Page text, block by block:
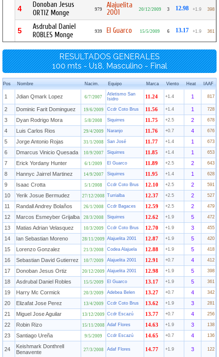
4
Donoban Jesus
ORTIZ Monge
979
Alajuelita
2001
20/12/2009 3 12.98 +1.9 398
5
Asdrubal Daniel
ROBLES Monge
939 El Guarco 15/5/2009 6 13.17 +1.9 361
RESULTADOS GENERALES
100 mts - U18, Masculino - Final
Pos Nombre Nacim. Equipo Marca Viento Heat IAAF
1 Jdian Qmark Lopez 6/7/2007
Atletismo San
Isidro
11.24 +1.4 1 817
2 Dominic Farit Dominguez 19/6/2009 Ccdr Coto Brus 11.56 +1.4 1 728
3 Dyan Rodrigo Mora 5/8/2008 Siquirres 11.75 +2.5 2 678
4 Luis Carlos Rios 29/4/2009 Naranjo 11.76 +0.7 4 676
5 Jorge Antonio Rojas 31/1/2008 San José 11.77 +1.4 1 673
6 Dmarcus Vinicio Quesada 10/9/2007 Siquirres 11.85 +1.4 1 653
7 Erick Yordany Hunter 6/1/2009 El Guarco 11.89 +2.5 2 643
8 Hannyc Jairrel Martinez 14/9/2007 Siquirres 11.95 +1.4 1 628
9 Isaac Crotta 5/1/2008 Ccdr Coto Brus 12.10 +2.5 2 591
10 Yerik Josue Bermudez 27/12/2008 Turrialba 12.37 +2.5 2 527
11 Randall Andrey Bolaños 26/1/2008 Ccdr Bagaces 12.59 +2.5 2 479
12 Marcos Esmeyber Grijalba 28/3/2008 Siquirres 12.62 +1.9 5 472
13 Matias Adrian Velasquez 10/3/2009 Ccdr Coto Brus 12.70 +1.9 3 455
14 Ian Sebastian Moreno 28/11/2009 Alajuelita 2001 12.87 +1.9 5 420
15 Lorenzo Gonzalez 21/3/2008 Codea Alajuela 12.88 +1.9 5 418
16 Sebastian David Gutierrez 10/7/2009 Alajuelita 2001 12.91 +0.7 4 412
17 Donoban Jesus Ortiz 20/12/2009 Alajuelita 2001 12.98 +1.9 5 398
18 Asdrubal Daniel Robles 15/5/2009 El Guarco 13.17 +1.9 5 361
19 Harry Mc Cormick 20/3/2009 Adebea Belen 13.27 +0.7 4 342
20 Elizafat Jose Perez 13/4/2009 Ccdr Coto Brus 13.62 +1.9 3 281
21 Miguel Jose Aguilar 13/12/2009 Ccdr Escazú 13.77 +0.7 4 256
22 Robin Rizo 15/11/2008 Adaf Flores 14.63 +1.9 3 138
23 Santiago Ureña 9/5/2009 Ccdr Escazú 14.65 +0.7 4 136
24
Keishmark Donthrell
Benavente
27/3/2008 Adaf Flores 14.77 +1.9 3 122